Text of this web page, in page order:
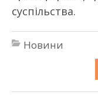
суспільства.
Новини